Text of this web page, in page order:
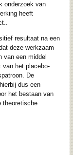
onderzoek van
heeft
resultaat na een
deze werkzaam
van een middel
van het placebo-
De
dus een
het bestaan van
theoretische